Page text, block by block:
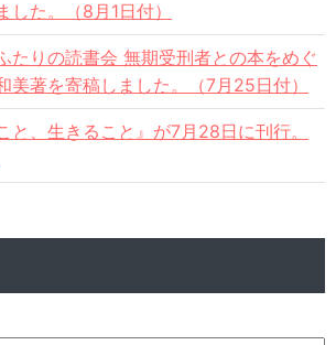
た。（8月1日付）
たりの読書会 無期受刑者との本をめぐ
美著を寄稿しました。（7月25日付）
と、生きること』が7月28日に刊行。